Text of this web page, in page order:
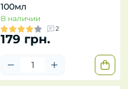
100мл
В наличии
2
179 грн.